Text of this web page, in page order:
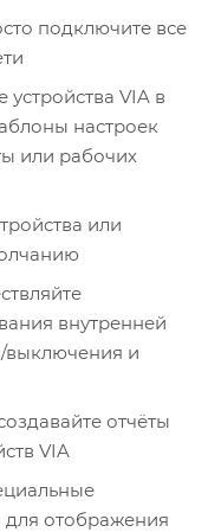
подключите все
VIA в
настроек
или рабочих
или
внутренней
выключения и
отчёты
VIA
для отображения